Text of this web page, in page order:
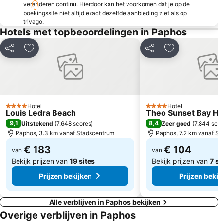
veranderen continu. Hierdoor kan het voorkomen dat je op de
boekingssite niet altijd exact dezelfde aanbieding ziet als op
trivago.
Hotels met topbeoordelingen in Paphos
Delen Toevoegen aan favorieten
4 SterrenHotel
Louis Ledra Beach
9,1 Uitstekend (7.648 scores)
Paphos, 3.3 km vanaf Stadscentrum
van € 183
Bekijk prijzen van 19 sites
Prijzen bekijken
Delen Toevoegen
4 SterrenHotel
Theo Sunset Bay
8,4 Zeer goed (7.844
Paphos, 7.2 km vanaf
van € 104
Bekijk prijzen van 7
Prijzen
Alle verblijven in Paphos bekijken
Overige verblijven in Paphos